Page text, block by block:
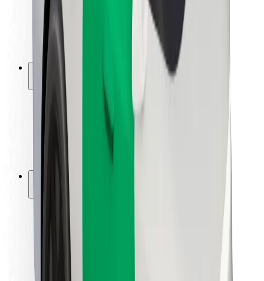
Usalama wa dereva
Usalama wa skuta
Maabara ya usalama
Miji
Maeneo
Suluhisho za miji
Viwanja vya ndege
Maeneo ya Kuchajia ya Bolt
Kwa abiria
Kwa matarishi
Bolt Food